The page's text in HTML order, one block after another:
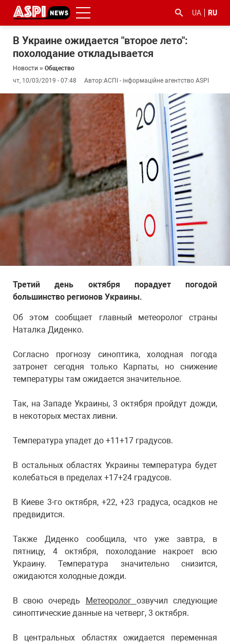
UA RU
В Украине ожидается "второе лето":
похолодание откладывается
Новости » Общество
чт, 10/03/2019 - 07:48
Автор:АСПІ - інформаційне агентство ASPI
Третий день октября порадует погодой
большинство регионов Украины.
Об этом сообщает главный метеоролог страны
Наталка Диденко.
Согласно прогнозу синоптика, холодная погода
затронет сегодня только Карпаты, но снижение
температуры там ожидается значительное.
Так, на Западе Украины, 3 октября пройдут дожди,
в некоторых местах ливни.
Температура упадет до +11+17 градусов.
В остальных областях Украины температура будет
колебаться в пределах +17+24 градусов.
В Киеве 3-го октября, +22, +23 градуса, осадков не
предвидится.
Также Диденко сообщила, что уже завтра, в
пятницу, 4 октября, похолодание накроет всю
Украину. Температура значительно снизится,
ожидаются холодные дожди.
В свою очередь Метеоролог озвучил следующие
синоптические данные на четверг, 3 октября.
В центральных областях ожидается переменная
#ООС
#боротьба
корупцією
#гфс #Киев #коронавірус